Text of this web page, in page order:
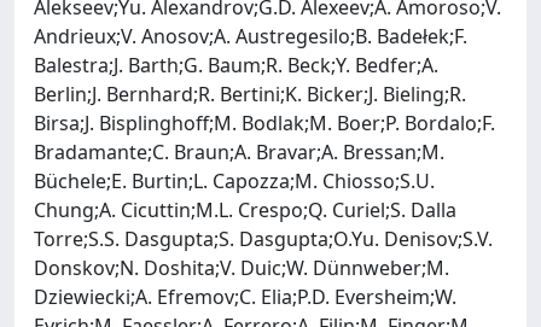
Alekseev;Yu. Alexandrov;G.D. Alexeev;A. Amoroso;V.
Andrieux;V. Anosov;A. Austregesilo;B. Badełek;F.
Balestra;J. Barth;G. Baum;R. Beck;Y. Bedfer;A.
Berlin;J. Bernhard;R. Bertini;K. Bicker;J. Bieling;R.
Birsa;J. Bisplinghoff;M. Bodlak;M. Boer;P. Bordalo;F.
Bradamante;C. Braun;A. Bravar;A. Bressan;M.
Büchele;E. Burtin;L. Capozza;M. Chiosso;S.U.
Chung;A. Cicuttin;M.L. Crespo;Q. Curiel;S. Dalla
Torre;S.S. Dasgupta;S. Dasgupta;O.Yu. Denisov;S.V.
Donskov;N. Doshita;V. Duic;W. Dünnweber;M.
Dziewiecki;A. Efremov;C. Elia;P.D. Eversheim;W.